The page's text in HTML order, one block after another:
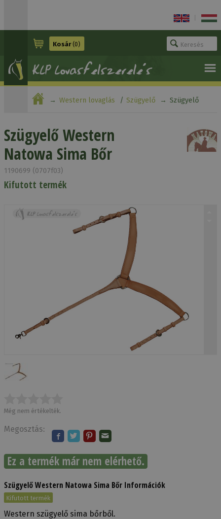
Kosár(0)
Western lovaglás Szügyelő Szügyelő
Szügyelő Western
Natowa Sima Bőr
1190699 (0707f03)
Kifutott termék
Még nem értékelték.
Megosztás:
Ez a termék már nem elérhető.
Szügyelő Western Natowa Sima Bőr Információk
Kifutott termék
Western szügyelő sima bőrből.